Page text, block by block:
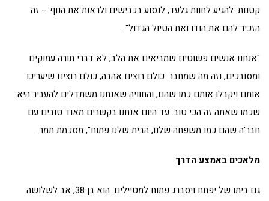
קטנות. להגיע לחוות גלעד, לנסוע בכבישים ולראות את הנוף – זה
הזכיר להם את הודו ואת הטיול הגדול".
"אנחנו אנשים פשוטים שמביאים את הלב, לא דברי תורה עמוקים
ומסובכים, וזה מה שמחבר. כולם רוצים אהבה, כולם רוצים שיעריכו
אותם ויקבלו אותם כמו שהם, והחוויה שאנחנו משתדלים להעביר היא
שכמו שאתה זה הכי טוב. עד היום אנחנו בקשרים מאוד טובים עם
חבר'ה שהם כמו משפחה שלנו, הבית שלנו פתוח", מסכמת תמר.
מלאכים באמצע הדרך
גם ביתו של יפתח ויסברג פתוח למטיילים. הוא בן 38, אב לשלושה